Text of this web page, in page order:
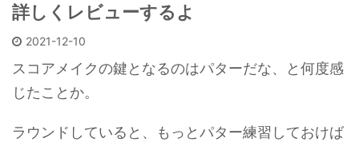
詳しくレビューするよ
2021-12-10
スコアメイクの鍵となるのはパターだな、と何度感
じたことか。
ラウンドしていると、もっとパター練習しておけば